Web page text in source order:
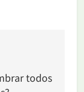
todos